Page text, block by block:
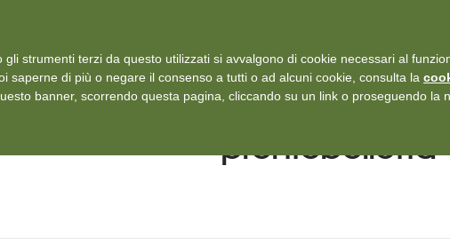
CHI SIAMO SERVIZI ISCRIZIONI E TARIFFARIO DICONO
prontobolletta
gli strumenti terzi da questo utilizzati si avvalgono di cookie necessari al
saperne di più o negare il consenso a tutti o ad alcuni cookie, consulta la
banner, scorrendo questa pagina, cliccando su un link o proseguendo la